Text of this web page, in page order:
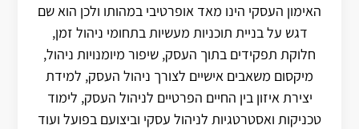
האימון העסקי הינו מאד אופרטיבי במהותו ולכן הוא שם
דגש על בניית תוכניות מעשיות בתחומי ניהול זמן,
חלוקת תפקידים בתוך העסק, שיפור מיומנויות ניהול,
מיקסום משאבים אישיים לצורך ניהול העסק, למידת
יצירת איזון בין החיים הפרטיים לניהול העסק, לימוד
טכניקות ואסטרטגיות לניהול עסקי וביצועם בפועל ועוד